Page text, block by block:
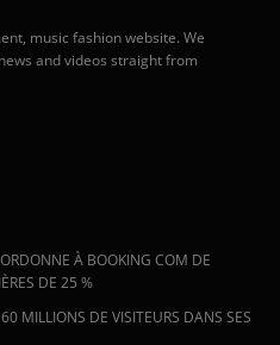
music fashion website. We
and videos straight from
À BOOKING COM DE
DE 25 %
MILLIONS DE VISITEURS DANS SES